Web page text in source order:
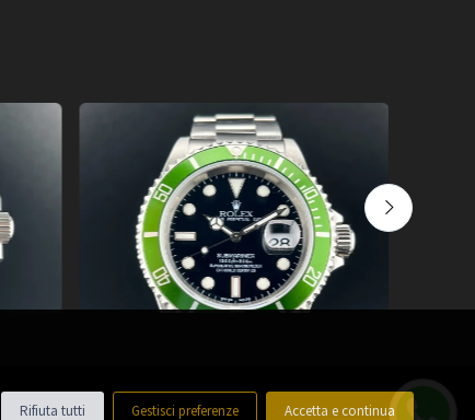
Novità
Rifiuta tutti Gestisci preferenze Accetta e continua